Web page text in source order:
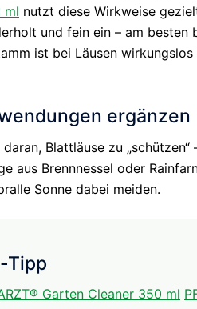
ml nutzt diese Wirkweise
und fein ein – am besten
ist bei Läusen
ergänzen
Blattläuse zu
aus Brennnessel oder
Sonne dabei meiden.
Tipp
Garten Cleaner 350 ml